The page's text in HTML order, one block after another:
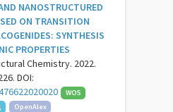
NANOSTRUCTURED
ON TRANSITION
SYNTHESIS
PROPERTIES
Chemistry. 2022.
DOI:
WOS
OpenAlex